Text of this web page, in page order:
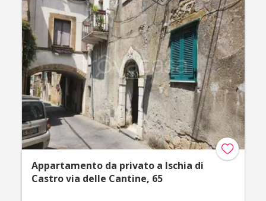
Appartamento da privato a Ischia di
Castro via delle Cantine, 65